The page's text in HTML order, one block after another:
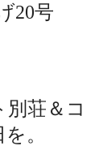
20号
荘＆コ
。